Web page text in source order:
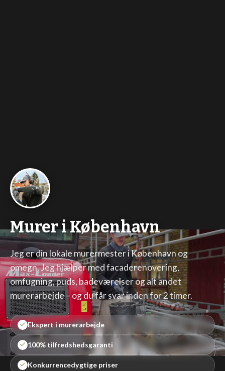
Murer i København
Jeg er din lokale murermester i København og
omegn. Jeg hjælper med facaderenovering,
omfugning, puds, badeværelser og alt andet
murerarbejde – og du får svar inden for 2 timer.
Ekspert i murerarbejde
100% tilfredshedsgaranti
Konkurrencedygtige priser